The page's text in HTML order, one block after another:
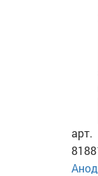
арт.